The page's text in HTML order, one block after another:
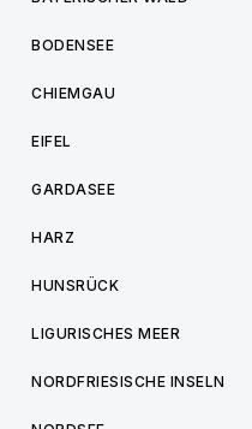
BODENSEE
CHIEMGAU
EIFEL
GARDASEE
HARZ
HUNSRÜCK
LIGURISCHES MEER
NORDFRIESISCHE INSELN